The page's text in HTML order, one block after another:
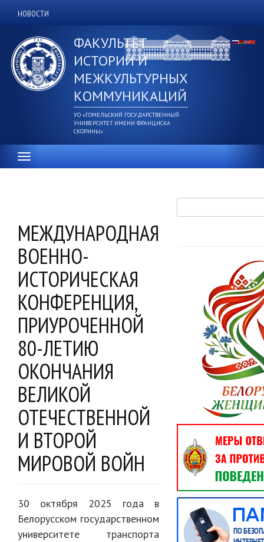
содержанию
Дополнительное
верхнее
меню
НОВОСТИ
ФАКУЛЬТЕТ
ИСТОРИИ И
МЕЖКУЛЬТУРНЫХ
КОММУНИКАЦИЙ
УО «ГОМЕЛЬСКИЙ ГОСУДАРСТВЕННЫЙ
УНИВЕРСИТЕТ ИМЕНИ ФРАНЦИСКА
СКОРИНЫ»
МЕЖДУНАРОДНАЯ
ВОЕННО-
ИСТОРИЧЕСКАЯ
КОНФЕРЕНЦИЯ,
ПРИУРОЧЕННОЙ
80-ЛЕТИЮ
ОКОНЧАНИЯ
ВЕЛИКОЙ
ОТЕЧЕСТВЕННОЙ
И ВТОРОЙ
МИРОВОЙ ВОЙН
30 октября 2025 года в
Белорусском государственном
университете транспорта